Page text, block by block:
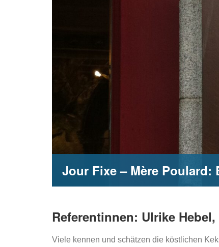
Jour Fixe – Mère Poulard:
Referentinnen: Ulrike
Viele kennen und schätzen die köstlichen